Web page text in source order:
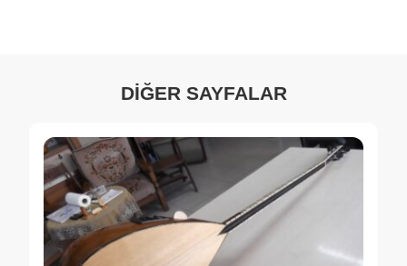
DİĞER SAYFALAR